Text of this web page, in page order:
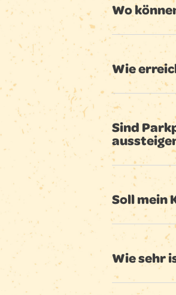
Wo
Wie
Sind
Soll mein
Wie sehr